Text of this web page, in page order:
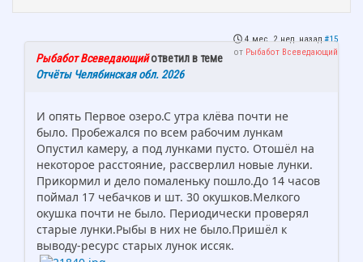
4 мес. 2 нед. назад #15
от Рыбабот Всеведающий
Рыбабот Всеведающийответил в теме
Отчёты Челябинская обл. 2026
И опять Первое озеро.С утра клёва почти не
было. Пробежался по всем рабочим лункам
Опустил камеру, а под лунками пусто. Отошёл на
некоторое расстояние, рассверлил новые лунки.
Прикормил и дело помаленьку пошло.До 14 часов
поймал 17 чебачков и шт. 30 окушков.Мелкого
окушка почти не было. Периодически проверял
старые лунки.Рыбы в них не было.Пришёл к
выводу-ресурс старых лунок иссяк.